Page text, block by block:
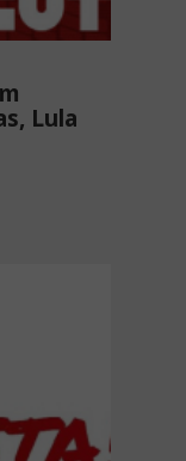
Lula